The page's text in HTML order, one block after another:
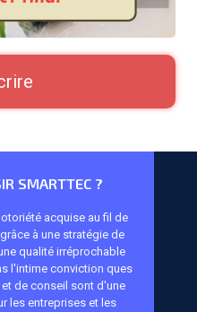
SMARTTEC ?
acquise au fil de
à une stratégie de
qualité irréprochable
l'intime conviction ques
de conseil sont d'une
les entreprises et les